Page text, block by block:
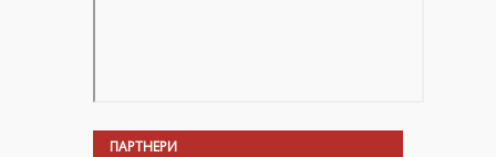
ПАРТНЕРИ